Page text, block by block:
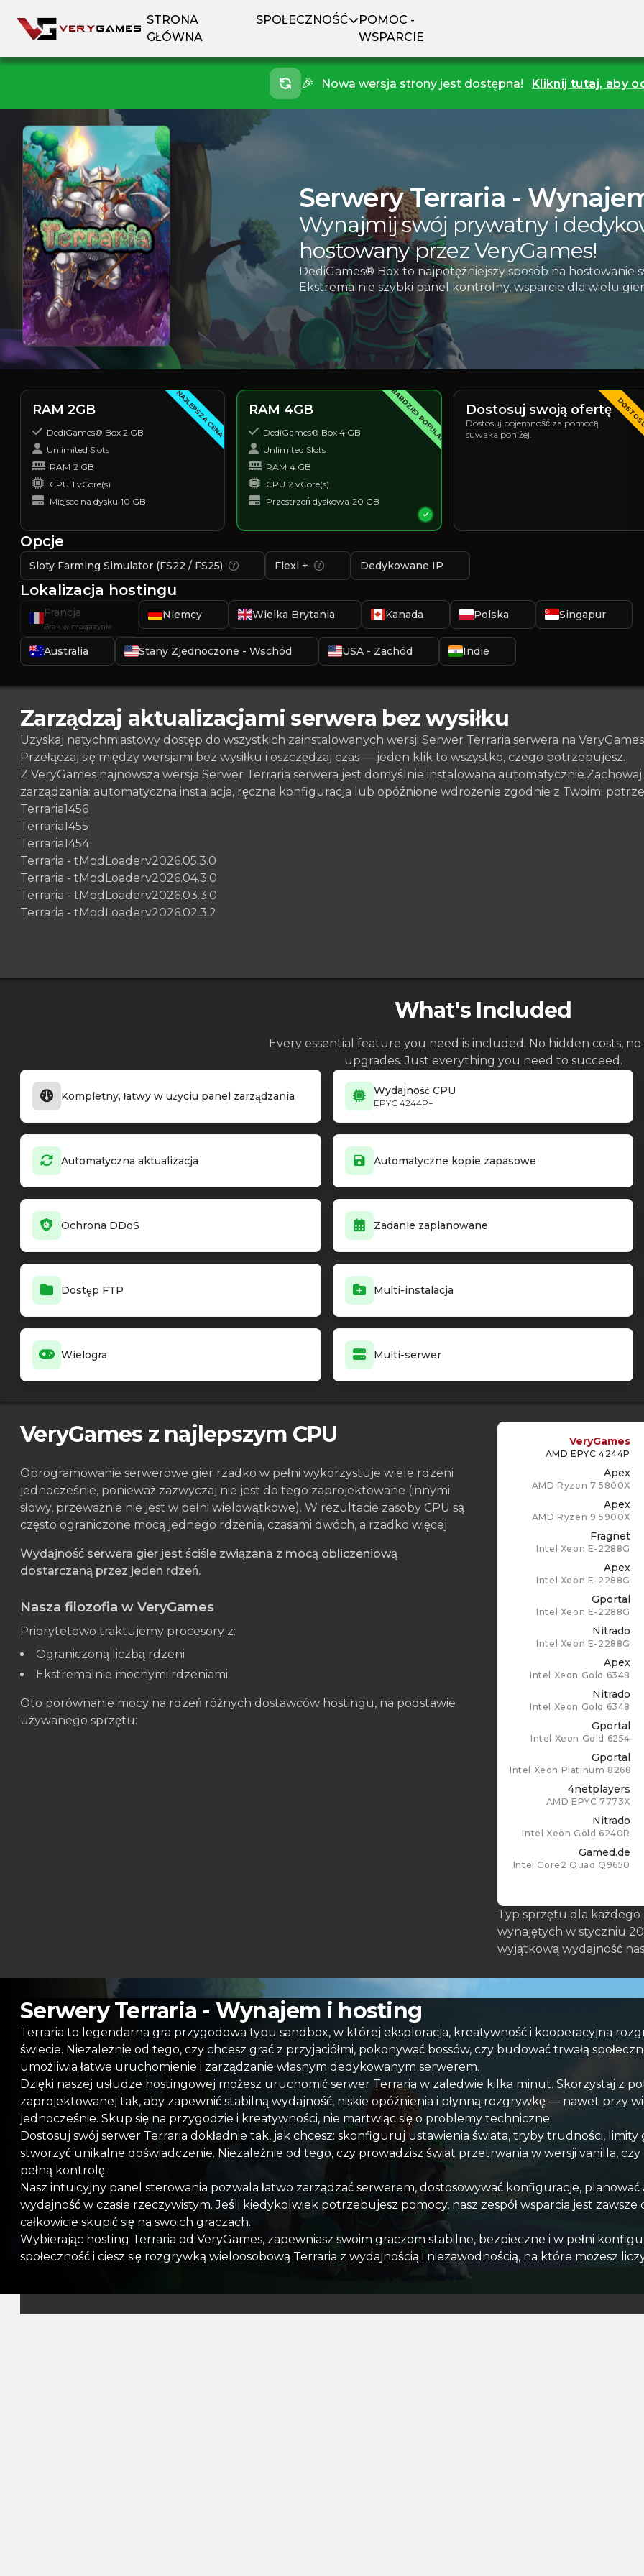
STRONA
GŁÓWNA
SPOŁECZNOŚĆ
POMOC -
WSPARCIE
🎉 Nowa wersja strony jest dostępna! Kliknij tutaj, aby
Serwery Terraria -
Wynajmij swój prywatny i
hostowany przez VeryGames!
DediGames® Box to najpotężniejszy sposób na hostowanie
Ekstremalnie szybki panel kontrolny, wsparcie dla wielu
NAJLEPSZA CENA
RAM 2GB
DediGames® Box 2 GB
Unlimited Slots
RAM 2 GB
CPU 1 vCore(s)
Miejsce na dysku 10 GB
NAJBARDZIEJ POPULARNY
RAM 4GB
DediGames® Box 4 GB
Unlimited Slots
RAM 4 GB
CPU 2 vCore(s)
Przestrzeń dyskowa 20 GB
Dostosuj swoją ofertę
Dostosuj pojemność za pomocą
suwaka poniżej.
Opcje
Sloty Farming Simulator (FS22 / FS25) Flexi + Dedykowane IP
Lokalizacja hostingu
Francja
Brak w magazynie
Niemcy Wielka Brytania Kanada Polska Singapur
Australia Stany Zjednoczone - Wschód USA - Zachód Indie
Zarządzaj aktualizacjami serwera bez wysiłku
Uzyskaj natychmiastowy dostęp do wszystkich zainstalowanych wersji Serwer Terraria serwera na
Przełączaj się między wersjami bez wysiłku i oszczędzaj czas — jeden klik to wszystko, czego potrzebujesz.
Z VeryGames najnowsza wersja Serwer Terraria serwera jest domyślnie instalowana
zarządzania: automatyczna instalacja, ręczna konfiguracja lub opóźnione wdrożenie zgodnie z Twoimi
Terraria1456
Terraria1455
Terraria1454
Terraria - tModLoaderv2026.05.3.0
Terraria - tModLoaderv2026.04.3.0
Terraria - tModLoaderv2026.03.3.0
Terraria - tModLoaderv2026.02.3.2
Terraria - tModLoaderv2026.01.3.2
Terraria - TShockv6.1.0
Terraria - TShock
Terraria - TShockv5.2.4
Terraria - TShock
What's Included
Every essential feature you need is included. No hidden costs,
upgrades. Just everything you need to succeed.
Kompletny, łatwy w użyciu panel zarządzania Wydajność CPU
EPYC 4244P+
Automatyczna aktualizacja Automatyczne kopie zapasowe
Ochrona DDoS Zadanie zaplanowane
Dostęp FTP Multi-instalacja
Wielogra Multi-serwer
VeryGames z najlepszym CPU
Oprogramowanie serwerowe gier rzadko w pełni wykorzystuje wiele rdzeni
jednocześnie, ponieważ zazwyczaj nie jest do tego zaprojektowane (innymi
słowy, przeważnie nie jest w pełni wielowątkowe). W rezultacie zasoby CPU są
często ograniczone mocą jednego rdzenia, czasami dwóch, a rzadko więcej.
Wydajność serwera gier jest ściśle związana z mocą obliczeniową
dostarczaną przez jeden rdzeń.
Nasza filozofia w VeryGames
Priorytetowo traktujemy procesory z:
Ograniczoną liczbą rdzeni
Ekstremalnie mocnymi rdzeniami
Oto porównanie mocy na rdzeń różnych dostawców hostingu, na podstawie
używanego sprzętu:
VeryGames
AMD EPYC 4244P
Apex
AMD Ryzen 7 5800X
Apex
AMD Ryzen 9 5900X
Fragnet
Intel Xeon E-2288G
Apex
Intel Xeon E-2288G
Gportal
Intel Xeon E-2288G
Nitrado
Intel Xeon E-2288G
Apex
Intel Xeon Gold 6348
Nitrado
Intel Xeon Gold 6348
Gportal
Intel Xeon Gold 6254
Gportal
Intel Xeon Platinum 8268
4netplayers
AMD EPYC 7773X
Nitrado
Intel Xeon Gold 6240R
Gamed.de
Intel Core2 Quad Q9650
Typ sprzętu dla każdego
wynajętych w styczniu
wyjątkową wydajność
Serwery Terraria - Wynajem i hosting
Terraria to legendarna gra przygodowa typu sandbox, w której eksploracja, kreatywność i kooperacyjna
świecie. Niezależnie od tego, czy chcesz grać z przyjaciółmi, pokonywać bossów, czy budować trwałą
umożliwia łatwe uruchomienie i zarządzanie własnym dedykowanym serwerem.
Dzięki naszej usłudze hostingowej możesz uruchomić serwer Terraria w zaledwie kilka minut. Skorzystaj z
zaprojektowanej tak, aby zapewnić stabilną wydajność, niskie opóźnienia i płynną rozgrywkę — nawet przy
jednocześnie. Skup się na przygodzie i kreatywności, nie martwiąc się o problemy techniczne.
Dostosuj swój serwer Terraria dokładnie tak, jak chcesz: skonfiguruj ustawienia świata, tryby trudności,
stworzyć unikalne doświadczenie. Niezależnie od tego, czy prowadzisz świat przetrwania w wersji vanilla,
pełną kontrolę.
Nasz intuicyjny panel sterowania pozwala łatwo zarządzać serwerem, dostosowywać konfiguracje,
wydajność w czasie rzeczywistym. Jeśli kiedykolwiek potrzebujesz pomocy, nasz zespół wsparcia jest
całkowicie skupić się na swoich graczach.
Wybierając hosting Terraria od VeryGames, zapewniasz swoim graczom stabilne, bezpieczne i w pełni
społeczność i ciesz się rozgrywką wieloosobową Terraria z wydajnością i niezawodnością, na które możesz